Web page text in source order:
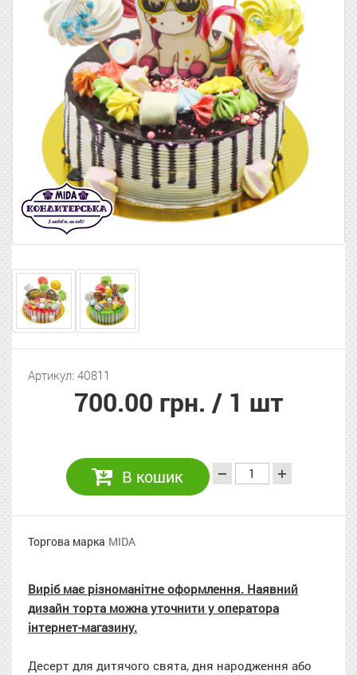
Артикул: 40811
700.00 грн. / 1 шт
В кошик
Торгова марка MIDA
Виріб має різноманітне оформлення. Наявний
дизайн торта можна уточнити у оператора
інтернет-магазину.
Десерт для дитячого свята, дня народження або